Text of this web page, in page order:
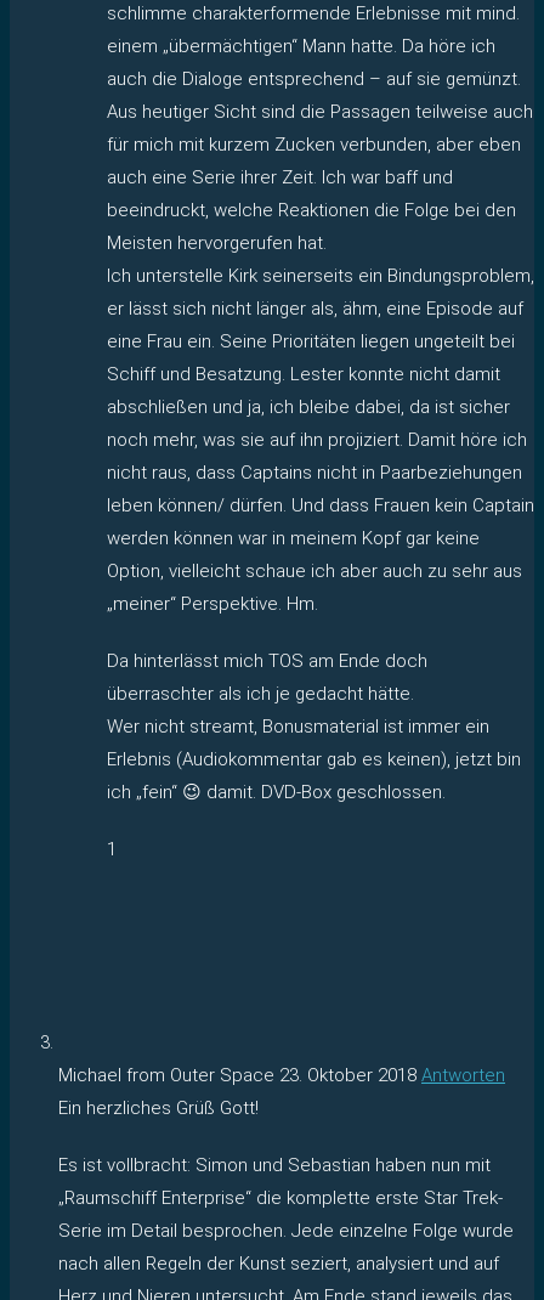
schlimme charakterformende Erlebnisse mit mind.
einem „übermächtigen“ Mann hatte. Da höre ich
auch die Dialoge entsprechend – auf sie gemünzt.
Aus heutiger Sicht sind die Passagen teilweise auch
für mich mit kurzem Zucken verbunden, aber eben
auch eine Serie ihrer Zeit. Ich war baff und
beeindruckt, welche Reaktionen die Folge bei den
Meisten hervorgerufen hat.
Ich unterstelle Kirk seinerseits ein Bindungsproblem,
er lässt sich nicht länger als, ähm, eine Episode auf
eine Frau ein. Seine Prioritäten liegen ungeteilt bei
Schiff und Besatzung. Lester konnte nicht damit
abschließen und ja, ich bleibe dabei, da ist sicher
noch mehr, was sie auf ihn projiziert. Damit höre ich
nicht raus, dass Captains nicht in Paarbeziehungen
leben können/ dürfen. Und dass Frauen kein Captain
werden können war in meinem Kopf gar keine
Option, vielleicht schaue ich aber auch zu sehr aus
„meiner“ Perspektive. Hm.
Da hinterlässt mich TOS am Ende doch
überraschter als ich je gedacht hätte.
Wer nicht streamt, Bonusmaterial ist immer ein
Erlebnis (Audiokommentar gab es keinen), jetzt bin
ich „fein“ 😉 damit. DVD-Box geschlossen.
1
Michael from Outer Space 23. Oktober 2018 Antworten
Ein herzliches Grüß Gott!
Es ist vollbracht: Simon und Sebastian haben nun mit
„Raumschiff Enterprise“ die komplette erste Star Trek-
Serie im Detail besprochen. Jede einzelne Folge wurde
nach allen Regeln der Kunst seziert, analysiert und auf